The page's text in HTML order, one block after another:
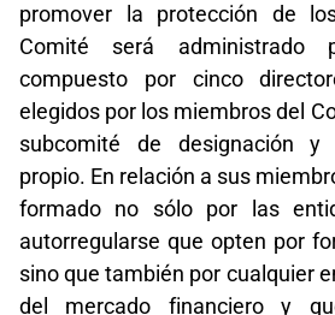
promover la protección de
Comité será administrado
compuesto por cinco
elegidos por los miembros del
subcomité de designación y
propio. En relación a sus
formado no sólo por las
autorregularse que opten por
sino que también por cualquier
del mercado financiero y